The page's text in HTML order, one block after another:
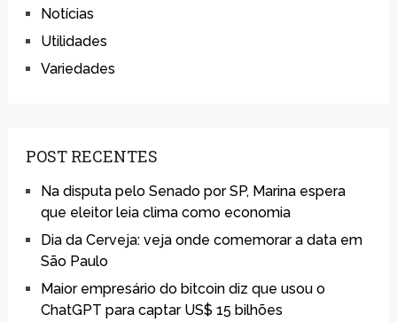
Notícias
Utilidades
Variedades
POST RECENTES
Na disputa pelo Senado por SP, Marina espera
que eleitor leia clima como economia
Dia da Cerveja: veja onde comemorar a data em
São Paulo
Maior empresário do bitcoin diz que usou o
ChatGPT para captar US$ 15 bilhões